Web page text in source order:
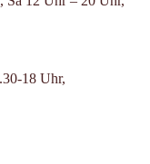
18 Uhr,